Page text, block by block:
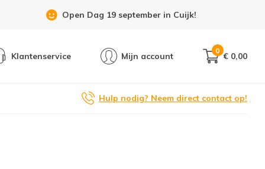
Open Dag 19 september in Cuijk!
Klantenservice Mijn account
0
€ 0,00
Hulp nodig? Neem direct contact op!